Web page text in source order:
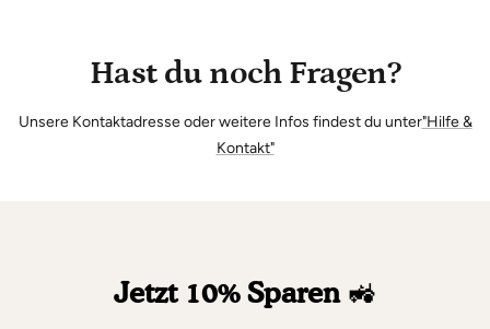
Hast du noch Fragen?
Unsere Kontaktadresse oder weitere Infos findest du unter"Hilfe &
Kontakt"
Jetzt 10% Sparen 🚜